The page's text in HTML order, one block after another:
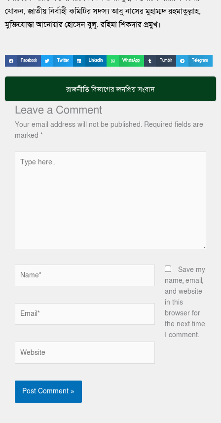
খোকন, জাতীয় নির্বাহী কমিটির সদস্য আবু নাসের মুহাম্মদ রহমাতুল্লাহ,
মুক্তিযোদ্ধা আনোয়ার হোসেন বুলু, রহিমা শিকদার প্রমুখ।
Facebook Twitter LinkedIn WhatsApp Tumblr Telegram
রাজনীতিবিভাগের জনপ্রিয় সংবাদ
Leave a Comment
Your email address will not be published. Required fields are
marked *
here..
Save my
name, email,
and website
in this
browser for
the next time
I comment.